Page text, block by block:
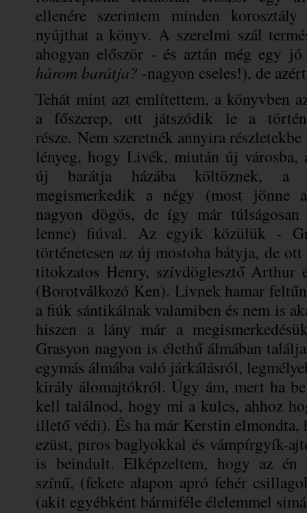
ellenére szerintem minden korosztály
nyújthat a könyv. A szerelmi szál
ahogyan először - és aztán még egy
három barátja? -nagyon cseles!), de
Tehát mint azt említettem, a könyvben
a főszerep, ott játszódik le a
része. Nem szeretnék annyira
lényeg, hogy Livék, miután új városba,
új barátja házába költöznek, a
megismerkedik a négy (most jönne
nagyon dögös, de így már túlságosan
lenne) fiúval. Az egyik közülük -
történetesen az új mostoha bátyja, de ott
titokzatos Henry, szívdöglesztő Arthur
(Borotválkozó Ken). Livnek hamar
a fiúk sántikálnak valamiben és nem is
hiszen a lány már a
Grasyon nagyon is élethű álmában
egymás álmába való járkálásról,
király álomajtókról. Úgy ám, mert ha
kell találnod, hogy mi a kulcs, ahhoz
illető védi). És ha már Kerstin elmondta,
ezüst, piros baglyokkal és vámpírgyík-
is beindult. Elképzeltem, hogy az én
színű, (fekete alapon apró fehér
(akit egyébként bármiféle élelemmel